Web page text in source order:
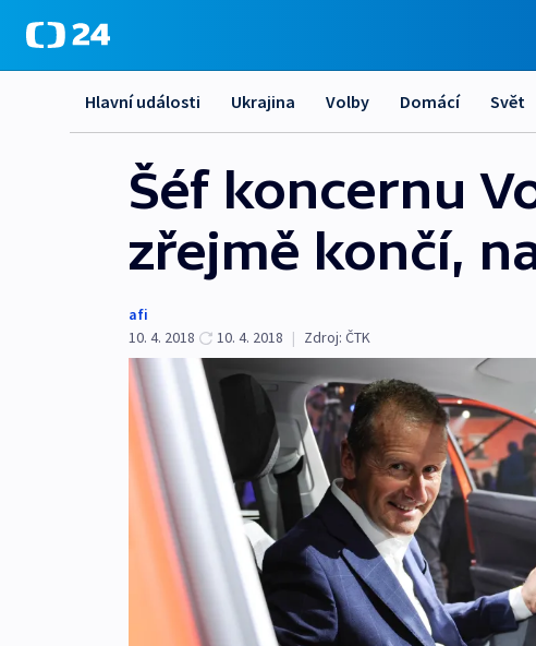
Hlavní události Ukrajina Volby Domácí Svět
Šéf koncernu
zřejmě končí,
afi
10. 4. 2018
10. 4. 2018 | Zdroj: ČTK